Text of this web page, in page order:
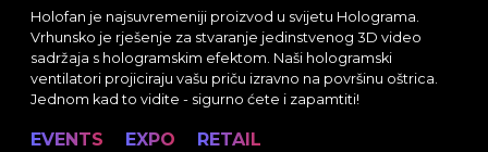
Holofan je najsuvremeniji proizvod u svijetu Holograma.
Vrhunsko je rješenje za stvaranje jedinstvenog 3D video
sadržaja s hologramskim efektom. Naši hologramski
ventilatori projiciraju vašu priču izravno na površinu oštrica.
Jednom kad to vidite - sigurno ćete i zapamtiti!
EVENTS EXPO RETAIL